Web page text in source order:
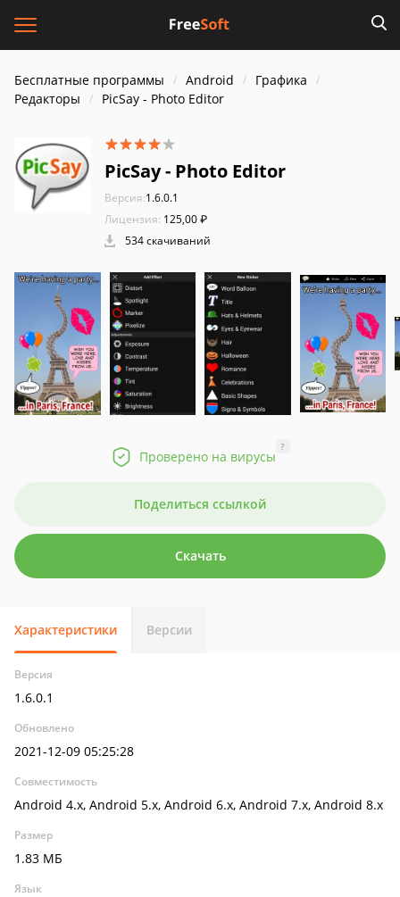
Бесплатные программы Android
Графика
Редакторы
PicSay - Photo Editor
PicSay - Photo Editor
Версия:1.6.0.1
Лицензия: 125,00 ₽
534 скачиваний
Проверено на вирусы
?
Поделиться ссылкой
Скачать
Характеристики Версии
Версия
1.6.0.1
Обновлено
2021-12-09 05:25:28
Совместимость
Android 4.x, Android 5.x, Android 6.x, Android 7.x, Android 8.x
Размер
1.83 МБ
Язык